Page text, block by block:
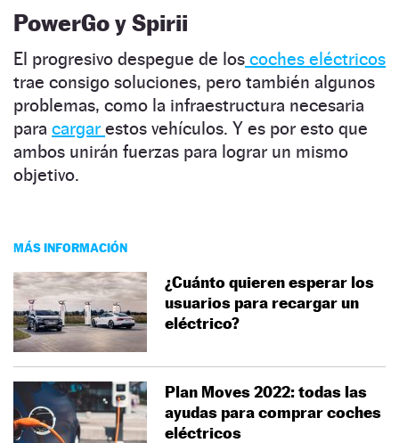
PowerGo y Spirii
El progresivo despegue de los coches eléctricos
trae consigo soluciones, pero también algunos
problemas, como la infraestructura necesaria
para cargar estos vehículos. Y es por esto que
ambos unirán fuerzas para lograr un mismo
objetivo.
MÁS INFORMACIÓN
¿Cuánto quieren esperar los
usuarios para recargar un
eléctrico?
Plan Moves 2022: todas las
ayudas para comprar coches
eléctricos